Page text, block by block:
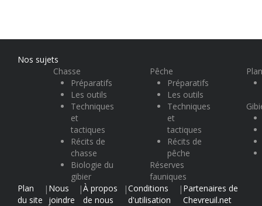
Nos sujets
Chasse
Préparatifs
Les outils
Techniques
et
tactiques
Récits de
chasse
Biologie du
gibier
Pêche
Préparatifs
Les outils
Techniques
et
tactiques
Récits de
pêche
Réserves
fauniques
Plan
du site
| Nous
joindre
|À propos
de nous
|Conditions
d'utilisation
| Partenaires de
Chevreuil.net